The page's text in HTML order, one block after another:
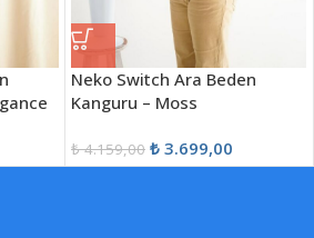
Neko Switch Ara Beden
Kanguru – Moss
₺4.159,00 ₺ 3.699,00